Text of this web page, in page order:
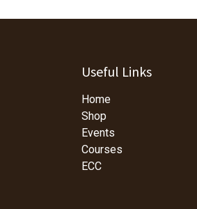
Useful Links
Home
Shop
Events
Courses
ECC